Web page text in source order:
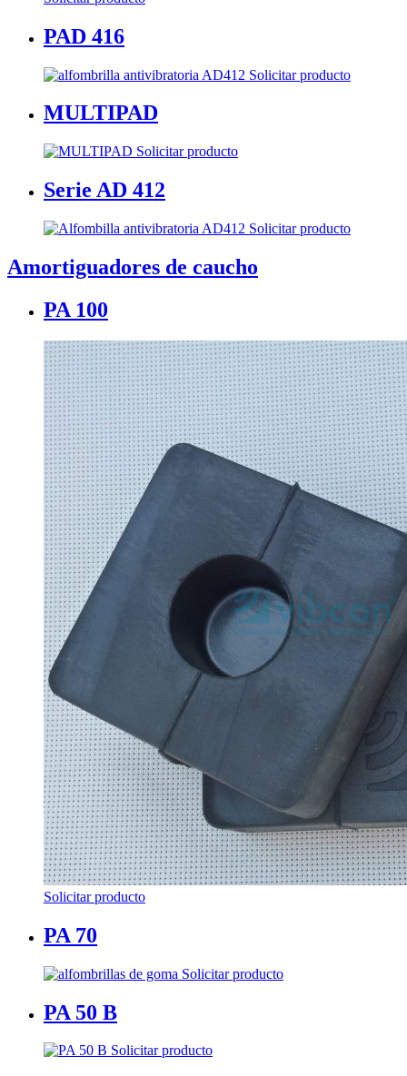
PAD 416
Solicitar producto
MULTIPAD
Solicitar producto
Serie AD 412
Solicitar producto
Amortiguadores de caucho
PA 100
Solicitar producto
PA 70
Solicitar producto
PA 50 B
Solicitar producto